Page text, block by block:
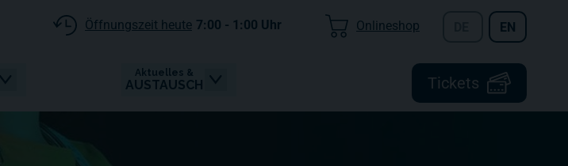
Tickets
Aktuelles &
AUSTAUSCH
Öffnungszeit heute 7:00 - 1:00 Uhr Onlineshop EN